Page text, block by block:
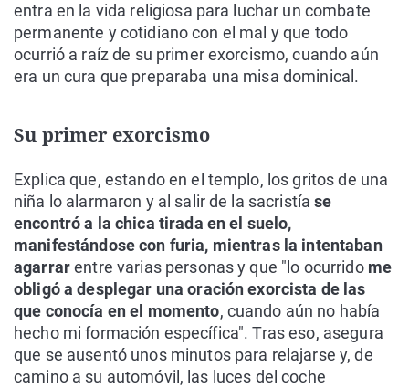
entra en la vida religiosa para luchar un combate
permanente y cotidiano con el mal y que todo
ocurrió a raíz de su primer exorcismo, cuando aún
era un cura que preparaba una misa dominical.
Su primer exorcismo
Explica que, estando en el templo, los gritos de una
niña lo alarmaron y al salir de la sacristía se
encontró a la chica tirada en el suelo,
manifestándose con furia, mientras la intentaban
agarrarentre varias personas y que "lo ocurridome
obligó a desplegar una oración exorcista de las
que conocía en el momento, cuando aún no había
hecho mi formación específica". Tras eso, asegura
que se ausentó unos minutos para relajarse y, de
camino a su automóvil, las luces del coche